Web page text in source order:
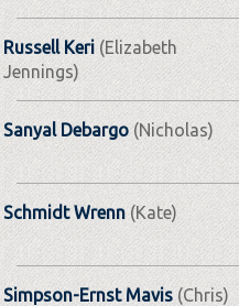
Russell Keri(Elizabeth
Jennings)
Sanyal Debargo(Nicholas)
Schmidt Wrenn(Kate)
Simpson-Ernst Mavis (Chris)